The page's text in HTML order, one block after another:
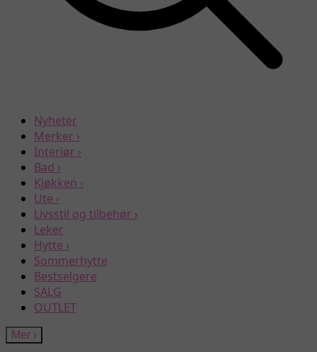
Nyheter
Merker ›
Interiør ›
Bad ›
Kjøkken ›
Ute ›
Livsstil og tilbehør ›
Leker
Hytte ›
Sommerhytte
Bestselgere
SALG
OUTLET
Mer ›